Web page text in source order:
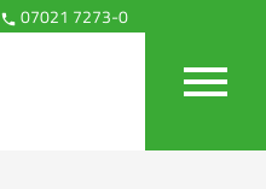
 07021 7273-0